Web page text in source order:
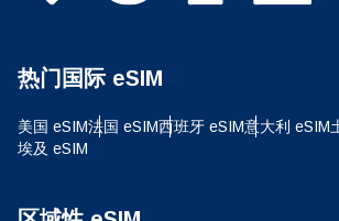
热门国际 eSIM
美国 eSIM法国 eSIM西班牙 eSIM意大利 eSIM
埃及 eSIM